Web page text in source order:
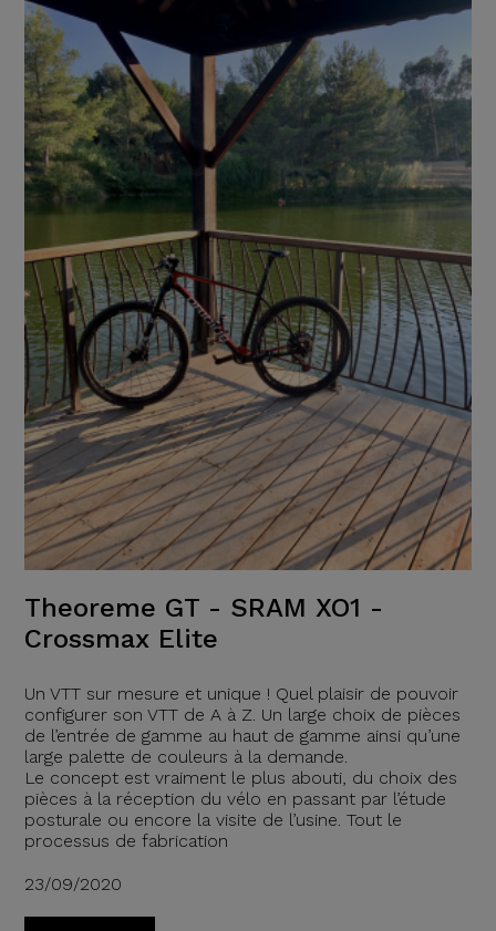
Theoreme GT - SRAM XO1 -
Crossmax Elite
Un VTT sur mesure et unique ! Quel plaisir de pouvoir
configurer son VTT de A à Z. Un large choix de pièces
de l’entrée de gamme au haut de gamme ainsi qu’une
large palette de couleurs à la demande.
Le concept est vraiment le plus abouti, du choix des
pièces à la réception du vélo en passant par l’étude
posturale ou encore la visite de l’usine. Tout le
processus de fabrication
23/09/2020